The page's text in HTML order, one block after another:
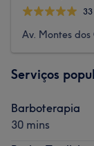
Av. Montes
Serviços
Barboterapia
30 mins